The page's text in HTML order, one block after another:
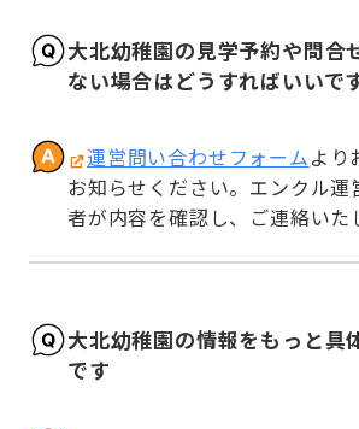
大北幼稚園の見学予約や問合
ない場合はどうすればいいで
運営問い合わせフォームより
お知らせください。エンクル運
者が内容を確認し、ご連絡いた
大北幼稚園の情報をもっと具
です